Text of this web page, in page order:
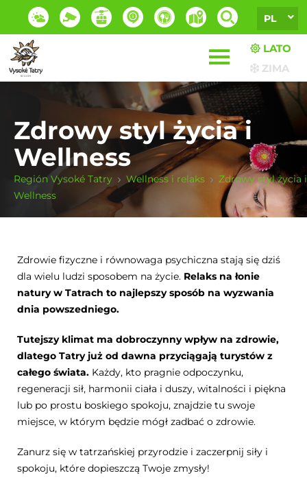
PL
LATO
ZIMA
Zdrowy styl życia i
Wellness
Región Vysoké Tatry Wellness i relaks
Zdrowy styl życia i
Wellness
Zdrowie fizyczne i równowaga psychiczna stają się dziś
dla wielu ludzi sposobem na życie. Relaks na łonie
natury w Tatrach to najlepszy sposób na wyzwania
dnia powszedniego.
Tutejszy klimat ma dobroczynny wpływ na zdrowie,
dlatego Tatry już od dawna przyciągają turystów z
całego świata.Każdy, kto pragnie odpoczynku,
regeneracji sił, harmonii ciała i duszy, witalności i piękna
lub po prostu boskiego spokoju, znajdzie tu swoje
miejsce, w którym będzie mógł zadbać o zdrowie.
Zanurz się w tatrzańskiej przyrodzie i zaczerpnij siły i
spokoju, które dopieszczą Twoje zmysły!